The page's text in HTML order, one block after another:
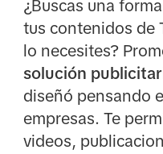
¿Buscas una
tus contenidos de
lo necesites?
solución
diseñó pensando
empresas. Te
videos,